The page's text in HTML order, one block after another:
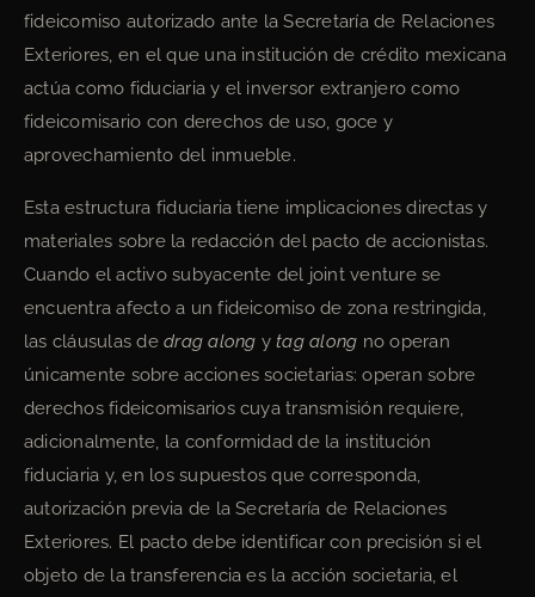
fideicomiso autorizado ante la Secretaría de Relaciones
Exteriores, en el que una institución de crédito mexicana
actúa como fiduciaria y el inversor extranjero como
fideicomisario con derechos de uso, goce y
aprovechamiento del inmueble.
Esta estructura fiduciaria tiene implicaciones directas y
materiales sobre la redacción del pacto de accionistas.
Cuando el activo subyacente del joint venture se
encuentra afecto a un fideicomiso de zona restringida,
las cláusulas dedrag along ytag along no operan
únicamente sobre acciones societarias: operan sobre
derechos fideicomisarios cuya transmisión requiere,
adicionalmente, la conformidad de la institución
fiduciaria y, en los supuestos que corresponda,
autorización previa de la Secretaría de Relaciones
Exteriores. El pacto debe identificar con precisión si el
objeto de la transferencia es la acción societaria, el